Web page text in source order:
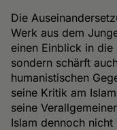
Die
Werk aus dem
einen Einblick in die
sondern schärft
humanistischen
seine Kritik am
seine
Islam dennoch nicht